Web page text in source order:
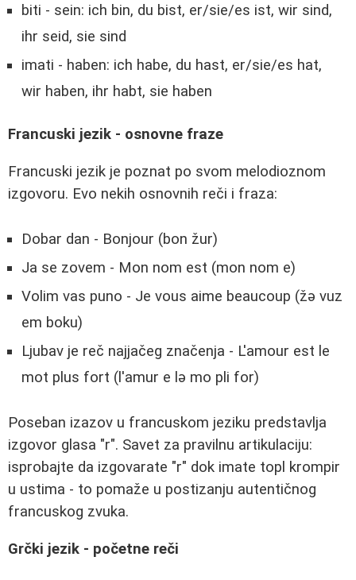
biti - sein: ich bin, du bist, er/sie/es ist, wir sind,
ihr seid, sie sind
imati - haben: ich habe, du hast, er/sie/es hat,
wir haben, ihr habt, sie haben
Francuski jezik - osnovne fraze
Francuski jezik je poznat po svom melodioznom
izgovoru. Evo nekih osnovnih reči i fraza:
Dobar dan - Bonjour (bon žur)
Ja se zovem - Mon nom est (mon nom e)
Volim vas puno - Je vous aime beaucoup (žə vuz
em boku)
Ljubav je reč najjačeg značenja - L'amour est le
mot plus fort (l'amur e lə mo pli for)
Poseban izazov u francuskom jeziku predstavlja
izgovor glasa "r". Savet za pravilnu artikulaciju:
isprobajte da izgovarate "r" dok imate topl krompir
u ustima - to pomaže u postizanju autentičnog
francuskog zvuka.
Grčki jezik - početne reči